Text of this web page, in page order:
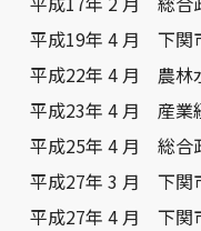
平成19年 4 月 下関
平成22年 4 月 農林
平成23年 4 月 産業
平成25年 4 月 総合
平成27年 3 月 下関
平成27年 4 月 下関